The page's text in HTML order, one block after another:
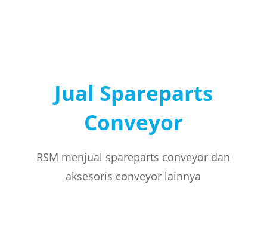
Jual Spareparts
Conveyor
RSM menjual spareparts conveyor dan
aksesoris conveyor lainnya